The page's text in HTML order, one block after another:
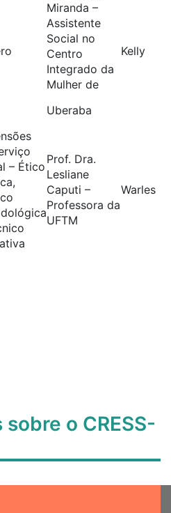
Miranda –
Assistente
Social no
Centro
Integrado da
Mulher de
Uberaba
Kelly
– Ético
Prof. Dra.
Lesliane
Caputi –
Professora da
UFTM
Warles
o CRESS-